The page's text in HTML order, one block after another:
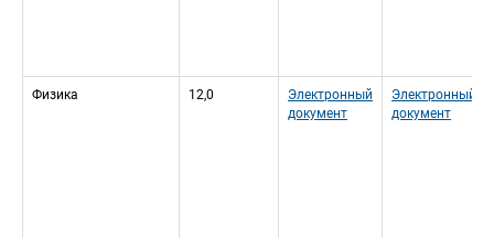
Физика 12,0
Электронный
документ
Электронный
документ